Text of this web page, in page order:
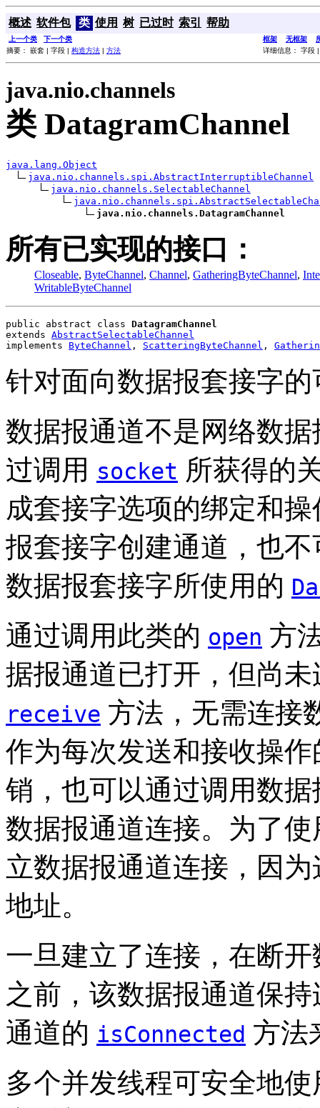
概述 软件包 类 使用 树 已过时 索引 帮助
上一个类 下一个类 框架 无框架
摘要： 嵌套 | 字段 | 构造方法 | 方法 详细信息： 字段
java.nio.channels
类 DatagramChannel
java.lang.Object
java.nio.channels.spi.AbstractInterruptibleChannel
java.nio.channels.SelectableChannel
java.nio.channels.DatagramChannel
所有已实现的接口：
Closeable, ByteChannel, Channel, GatheringByteChannel,
WritableByteChannel
public abstract class DatagramChannel
extends AbstractSelectableChannel
implements ByteChannel , ScatteringByteChannel ,
针对面向数据报套接字
数据报通道不是网络数
过调用 socket 所获得的
成套接字选项的绑定和
报套接字创建通道，也
数据报套接字所使用的
通过调用此类的 open 方
据报通道已打开，但尚
receive 方法，无需连接
作为每次发送和接收操
销，也可以通过调用数
数据报通道连接。为了
立数据报通道连接，因
地址。
一旦建立了连接，在断
之前，该数据报通道保
通道的 isConnected 方法
多个并发线程可安全地